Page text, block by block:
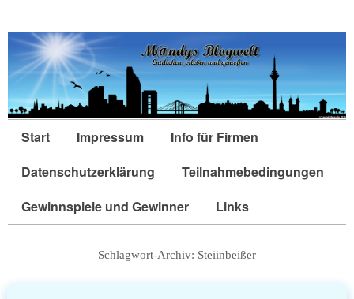
Start Impressum
Info für Firmen
Datenschutzerklärung
Teilnahmebedingungen
Gewinnspiele und Gewinner
Links
Schlagwort-Archiv: Steiinbeißer